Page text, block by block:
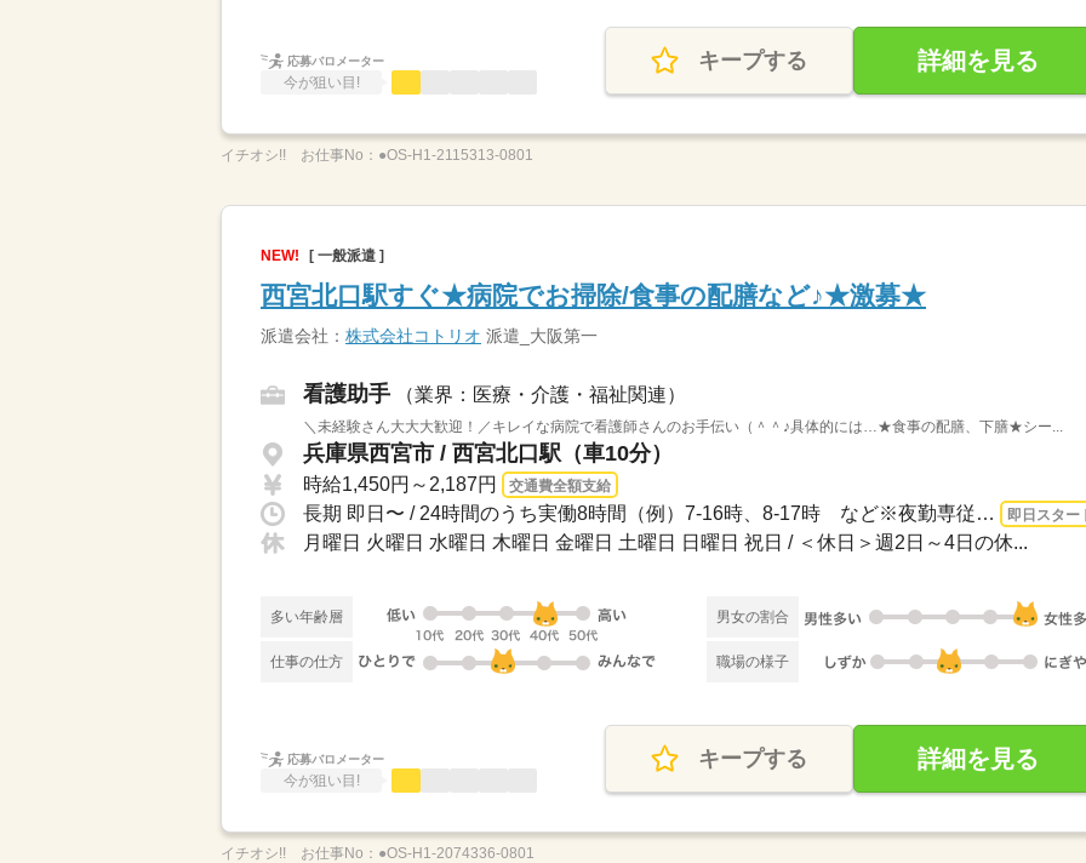
応募バロメーター
今が狙い目!
キープする 詳細を見る
イチオシ!! お仕事No： ●OS-H1-2115313-0801
NEW! [ 一般派遣 ]
西宮北口駅すぐ★病院でお掃除/食事の配膳など♪★激募★
派遣会社： 株式会社コトリオ 派遣_大阪第一
看護助手 （業界：医療・介護・福祉関連）
＼未経験さん大大大歓迎！／キレイな病院で看護師さんのお手伝い（＾＾♪具体的には…★食事の配膳、下膳★シー...
兵庫県西宮市 / 西宮北口駅（車10分）
時給1,450円～2,187円 交通費全額支給
長期 即日〜 / 24時間のうち実働8時間（例）7-16時、8-17時 など※夜勤専従、時短勤務... 即日スター
月曜日 火曜日 水曜日 木曜日 金曜日 土曜日 日曜日 祝日 / ＜休日＞週2日～4日の休...
多い年齢層 男女の割合
仕事の仕方 職場の様子
応募バロメーター
今が狙い目!
キープする 詳細を見る
イチオシ!! お仕事No： ●OS-H1-2074336-0801